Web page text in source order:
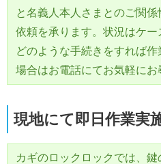
と名義人本人さまとのご関
依頼を承ります。状況はケー
どのような手続きをすれば
場合はお電話にてお気軽にお
現地にて即日作業実
カギのロックロックでは、